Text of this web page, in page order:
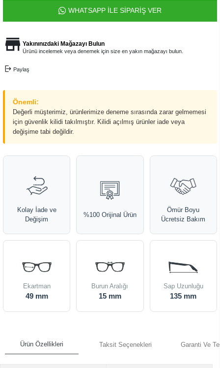
WHATSAPP İLE SİPARİŞ VER
Yakınınızdaki Mağazayı Bulun
Ürünü incelemek veya denemek için size en yakın mağazayı bulun.
Paylaş
Önemli:
Değerli müşterimiz, ürünlerimize deneme sırasında zarar gelmemesi
için güvenlik kilidi takılmıştır. Kilidi açılmış ürünler iade veya
değişime tabi değildir.
Kolay İade ve
Değişim
%100 Orijinal Ürün
Ömür Boyu
Ücretsiz Bakım
Ekartman
49 mm
Burun Aralığı
15 mm
Sap Uzunluğu
135 mm
Ürün Özellikleri Taksit Seçenekleri Garanti Ve